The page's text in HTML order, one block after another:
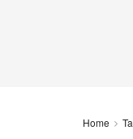
Home